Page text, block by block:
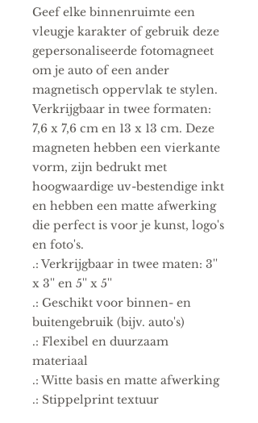
Geef elke binnenruimte een
vleugje karakter of gebruik deze
gepersonaliseerde fotomagneet
om je auto of een ander
magnetisch oppervlak te stylen.
Verkrijgbaar in twee formaten:
7,6 x 7,6 cm en 13 x 13 cm. Deze
magneten hebben een vierkante
vorm, zijn bedrukt met
hoogwaardige uv-bestendige inkt
en hebben een matte afwerking
die perfect is voor je kunst, logo's
en foto's.
.: Verkrijgbaar in twee maten: 3''
x 3'' en 5'' x 5''
.: Geschikt voor binnen- en
buitengebruik (bijv. auto's)
.: Flexibel en duurzaam
materiaal
.: Witte basis en matte afwerking
.: Stippelprint textuur